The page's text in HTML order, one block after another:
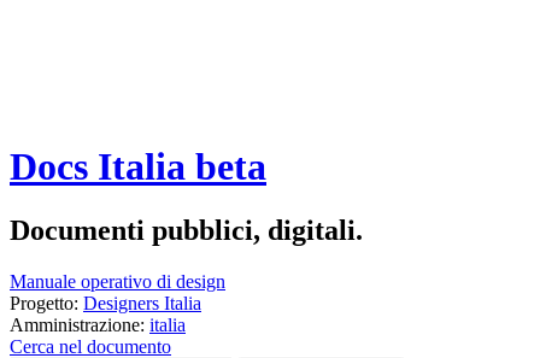
Docs Italia beta
Documenti pubblici, digitali.
Manuale operativo di design
Progetto: Designers Italia
Amministrazione: italia
Cerca nel documento